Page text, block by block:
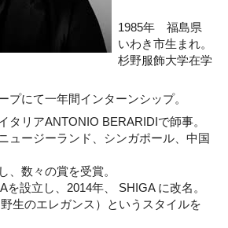
1985年 福島県
いわき市生まれ。
杉野服飾大学在学
プにて一年間インターンシップ。
タリアANTONIO BERARIDIで師事。
ュージーランド、シンガポール、中国
、数々の賞を受賞。
を設立し、2014年、 SHIGA に改名。
生のエレガンス）というスタイルを